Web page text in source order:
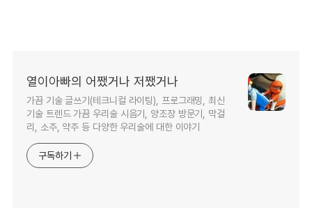
열이아빠의 어쨌거나 저쨌거나
가끔 기술 글쓰기(테크니컬 라이팅), 프로그래밍, 최신
기술 트렌드 가끔 우리술 시음기, 양조장 방문기, 막걸
리, 소주, 약주 등 다양한 우리술에 대한 이야기
구독하기